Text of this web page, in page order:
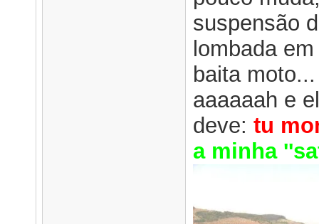
suspensão
lombada
baita
aaaaaah e
deve: tu
a minha